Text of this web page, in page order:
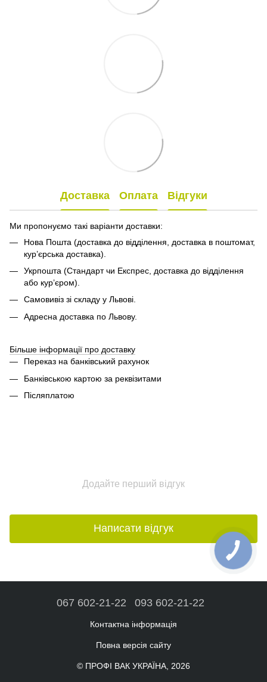
Доставка Оплата Відгуки
Ми пропонуємо такі варіанти доставки:
Нова Пошта (доставка до відділення, доставка в поштомат,
кур’єрська доставка).
Укрпошта (Стандарт чи Експрес, доставка до відділення
або кур’єром).
Самовивіз зі складу у Львові.
Адресна доставка по Львову.
Більше інформації про доставку
Переказ на банківський рахунок
Банківською картою за реквізитами
Післяплатою
Додайте перший відгук
Написати відгук
067 602-21-22 093 602-21-22
Контактна інформація
Повна версія сайту
© ПРОФІ ВАК УКРАЇНА, 2026